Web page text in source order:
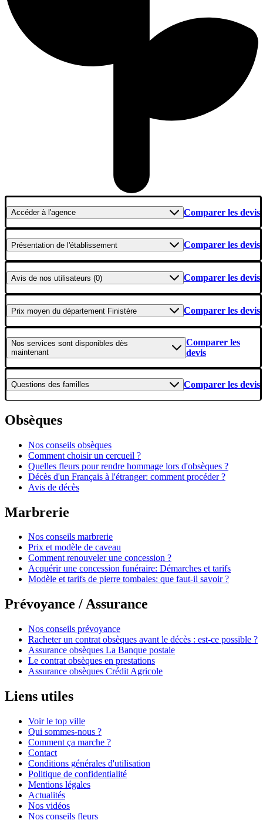
Accéderà l'agence Comparer les devis
Présentation de l'établissement Comparer les devis
Avis de nos utilisateurs (0) Comparer les devis
Prix moyen du département Finistère Comparer les devis
Nos services sont disponibles dès
maintenant
Comparer les
devis
Questions des familles Comparer les devis
Obsèques
Nos conseils obsèques
Comment choisir un cercueil ?
Quelles fleurs pour rendre hommage lors d'obsèques ?
Décès d'un Français à l'étranger: comment procéder ?
Avis de décès
Marbrerie
Nos conseils marbrerie
Prix et modèle de caveau
Comment renouveler une concession ?
Acquérir une concession funéraire: Démarches et tarifs
Modèle et tarifs de pierre tombales: que faut-il savoir ?
Prévoyance / Assurance
Nos conseils prévoyance
Racheter un contrat obsèques avant le décès : est-ce possible ?
Assurance obsèques La Banque postale
Le contrat obsèques en prestations
Assurance obsèques Crédit Agricole
Liens utiles
Voir le top ville
Qui sommes-nous ?
Comment ça marche ?
Contact
Conditions générales d'utilisation
Politique de confidentialité
Mentions légales
Actualités
Nos vidéos
Nos conseils fleurs